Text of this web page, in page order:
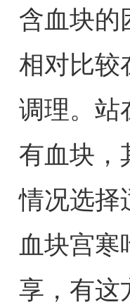
含血块的
相对比较
调理。站
有血块，
情况选择
血块宫
享，有这